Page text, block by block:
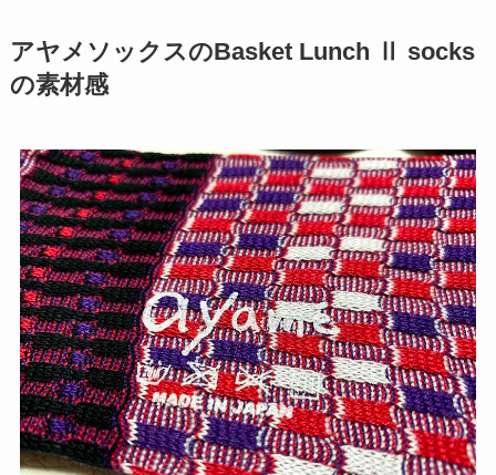
アヤメソックスのBasket Lunch Ⅱ socks
の素材感